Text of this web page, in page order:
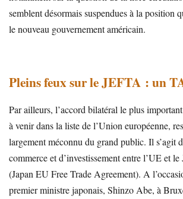
semblent désormais suspendues à la position
le nouveau gouvernement américain.
Pleins feux sur le JEFTA : un
Par ailleurs, l’accord bilatéral le plus
à venir dans la liste de l’Union européenne,
largement méconnu du grand public. Il s’agit
commerce et d’investissement entre l’UE et
(Japan EU Free Trade Agreement). A
premier ministre japonais, Shinzo Abe, à